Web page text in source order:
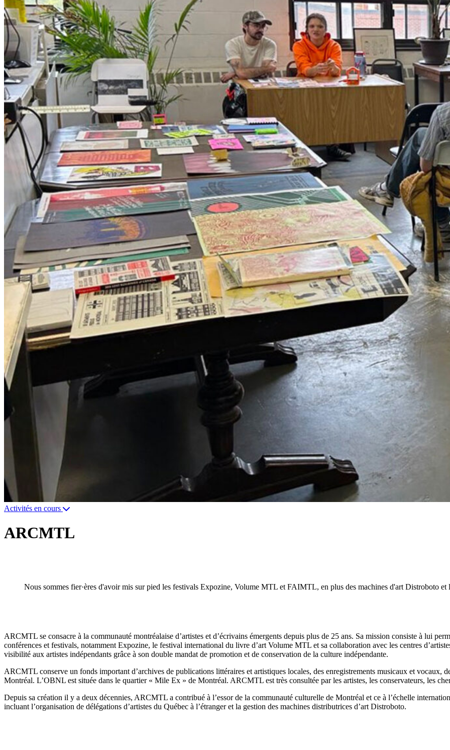
Activités en cours
ARCMTL
Nous sommes fier·ères d'avoir mis sur pied les festivals Expozine, Volume MTL et FAIMTL, en plus des machines d'art Distroboto et
ARCMTL se consacre à la communauté montréalaise d’artistes et d’écrivains émergents depuis plus de 25 ans. Sa mission consiste à lui
conférences et festivals, notamment Expozine, le festival international du livre d’art Volume MTL et sa collaboration avec les centres
visibilité aux artistes indépendants grâce à son double mandat de promotion et de conservation de la culture indépendante.
ARCMTL conserve un fonds important d’archives de publications littéraires et artistiques locales, des enregistrements musicaux et vocaux,
Montréal. L’OBNL est située dans le quartier « Mile Ex » de Montréal. ARCMTL est très consultée par les artistes, les conservateurs, les
Depuis sa création il y a deux décennies, ARCMTL a contribué à l’essor de la communauté culturelle de Montréal et ce à l’échelle
incluant l’organisation de délégations d’artistes du Québec à l’étranger et la gestion des machines distributrices d’art Distroboto.